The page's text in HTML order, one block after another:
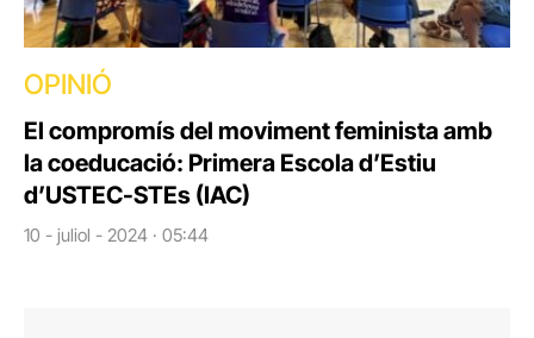
OPINIÓ
El compromís del moviment feminista amb
la coeducació: Primera Escola d’Estiu
d’USTEC-STEs (IAC)
10 - juliol - 2024 · 05:44